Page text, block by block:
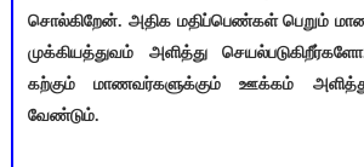
சொல்கிறேன். அதிக மதிப்பெண்கள் பெறும்
முக்கியத்துவம் அளித்து
கற்கும் மாணவர்களுக்கும் ஊக்கம்
வேண்டும்.